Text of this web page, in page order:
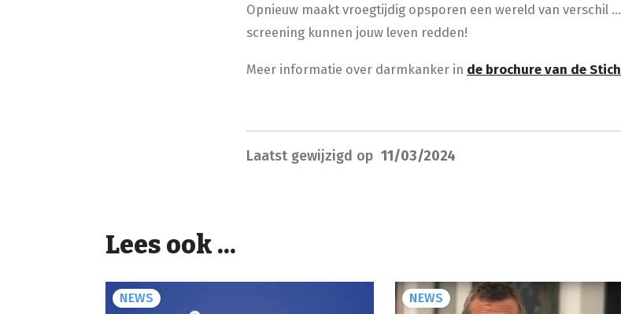
Opnieuw maakt vroegtijdig opsporen een wereld van verschil
screening kunnen jouw leven redden!
Meer informatie over darmkanker in de brochure van de
Laatst gewijzigd op 11/03/2024
Lees ook ...
NEWS NEWS